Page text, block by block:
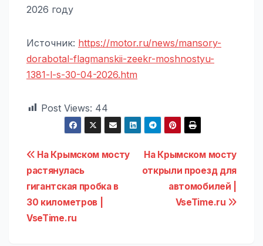
2026 году
Источник: https://motor.ru/news/mansory-
dorabotal-flagmanskii-zeekr-moshnostyu-
1381-l-s-30-04-2026.htm
Post Views: 44
Навигация
по
записям
На Крымском мосту
открыли проезд для
автомобилей |
VseTime.ru
На Крымском мосту
растянулась
гигантская пробка в
30 километров |
VseTime.ru